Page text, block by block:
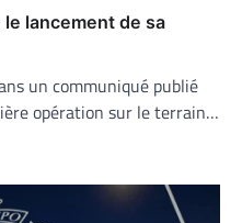
le lancement de sa
un communiqué publié
opération sur le terrain…